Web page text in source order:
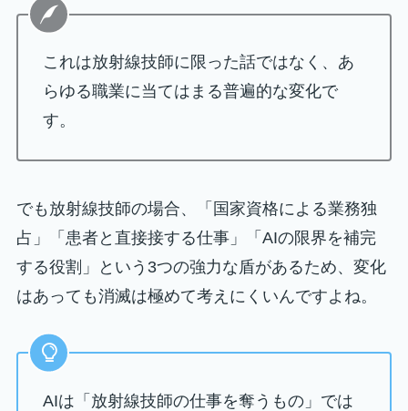
これは放射線技師に限った話ではなく、あ
らゆる職業に当てはまる普遍的な変化で
す。
でも放射線技師の場合、「国家資格による業務独
占」「患者と直接接する仕事」「AIの限界を補完
する役割」という3つの強力な盾があるため、変化
はあっても消滅は極めて考えにくいんですよね。
AIは「放射線技師の仕事を奪うもの」では